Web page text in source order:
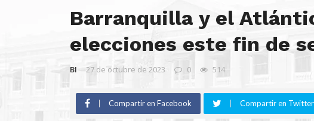
Barranquilla y el
elecciones este fin de
BI 27 de octubre de 2023 0 514
Compartir en Facebook Compartir en Twitter